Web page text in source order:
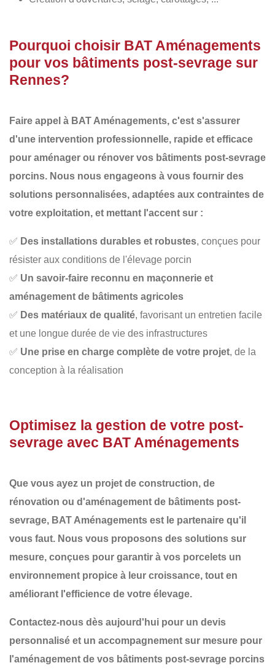
Pourquoi choisir BAT Aménagements
pour vos bâtiments post-sevrage sur
Rennes?
Faire appel à BAT Aménagements, c'est s'assurer
d'une intervention professionnelle, rapide et efficace
pour aménager ou rénover vos bâtiments post-sevrage
porcins. Nous nous engageons à vous fournir des
solutions personnalisées, adaptées aux contraintes de
votre exploitation, et mettant l'accent sur :
✅ Des installations durables et robustes, conçues pour
résister aux conditions de l'élevage porcin
✅ Un savoir-faire reconnu en maçonnerie et
aménagement de bâtiments agricoles
✅ Des matériaux de qualité, favorisant un entretien facile
et une longue durée de vie des infrastructures
✅ Une prise en charge complète de votre projet, de la
conception à la réalisation
Optimisez la gestion de votre post-
sevrage avec BAT Aménagements
Que vous ayez un projet de construction, de
rénovation ou d'aménagement de bâtiments post-
sevrage, BAT Aménagements est le partenaire qu'il
vous faut. Nous vous proposons des solutions sur
mesure, conçues pour garantir à vos porcelets un
environnement propice à leur croissance, tout en
améliorant l'efficience de votre élevage.
Contactez-nous dès aujourd'hui pour un devis
personnalisé et un accompagnement sur mesure pour
l'aménagement de vos bâtiments post-sevrage porcins